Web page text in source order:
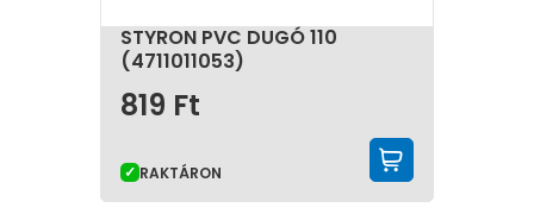
STYRON PVC DUGÓ 110
(4711011053)
819 Ft
RAKTÁRON